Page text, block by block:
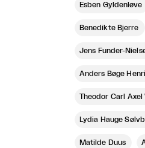
Esben Gyldenløve
Benedikte Bjerre
Jens Funder-
Anders Bøge
Theodor Carl Axel
Lydia Hauge
Matilde Duus